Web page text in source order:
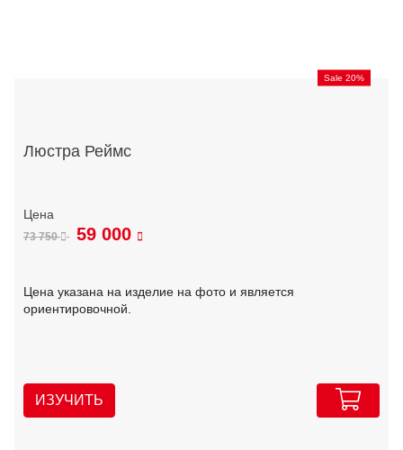
Sale 20%
Люстра Реймс
73 750 59 000
Цена указана на изделие на фото и является
ориентировочной.
ИЗУЧИТЬ